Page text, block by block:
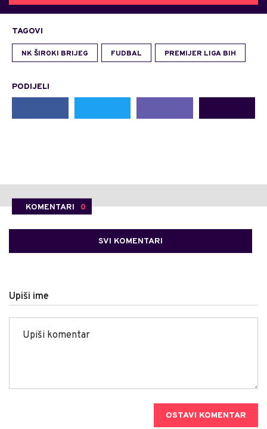
TAGOVI
NK ŠIROKI BRIJEG FUDBAL PREMIJER LIGA BIH
PODIJELI
KOMENTARI 0
SVI KOMENTARI
Upiši ime
OSTAVI KOMENTAR